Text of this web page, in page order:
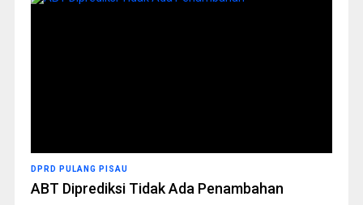
DPRD PULANG PISAU
ABT Diprediksi Tidak Ada Penambahan